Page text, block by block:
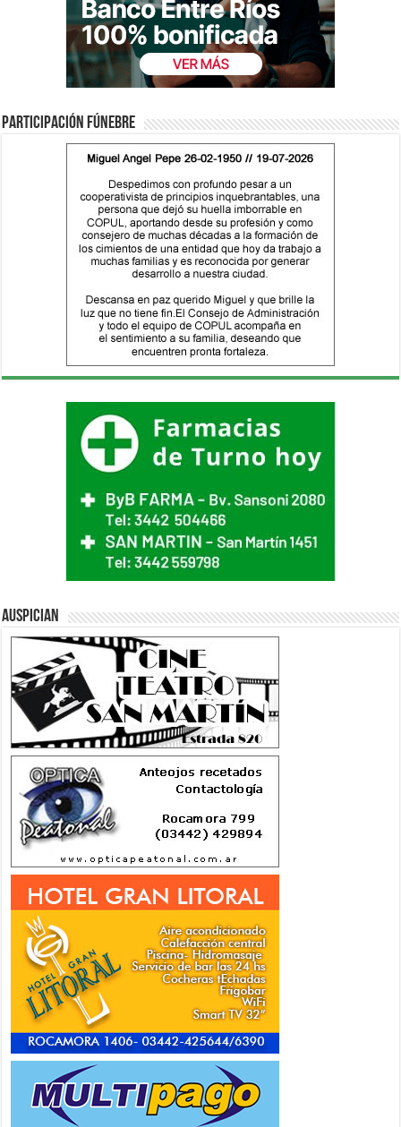
Participación fúnebre
Auspician